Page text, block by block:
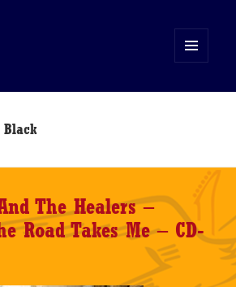
WIDGETS
Black
The Healers –
Road Takes Me – CD-